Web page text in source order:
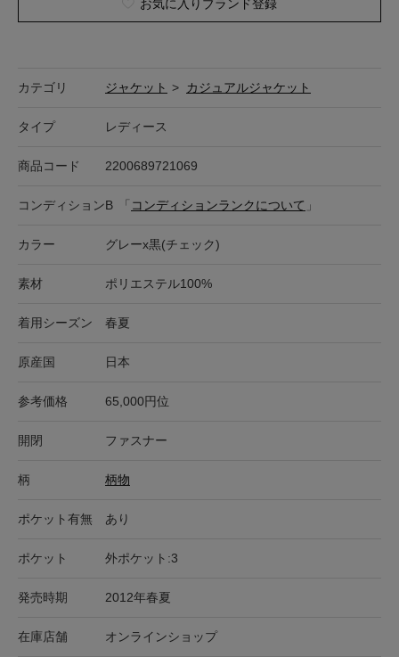
お気に入りブランド登録
カテゴリ ジャケット > カジュアルジャケット
タイプ レディース
商品コード 2200689721069
コンディションB 「 コンディションランクについて 」
カラー グレーx黒(チェック)
素材 ポリエステル100%
着用シーズン 春夏
原産国 日本
参考価格 65,000円位
開閉 ファスナー
柄 柄物
ポケット有無 あり
ポケット 外ポケット:3
発売時期 2012年春夏
在庫店舗 オンラインショップ